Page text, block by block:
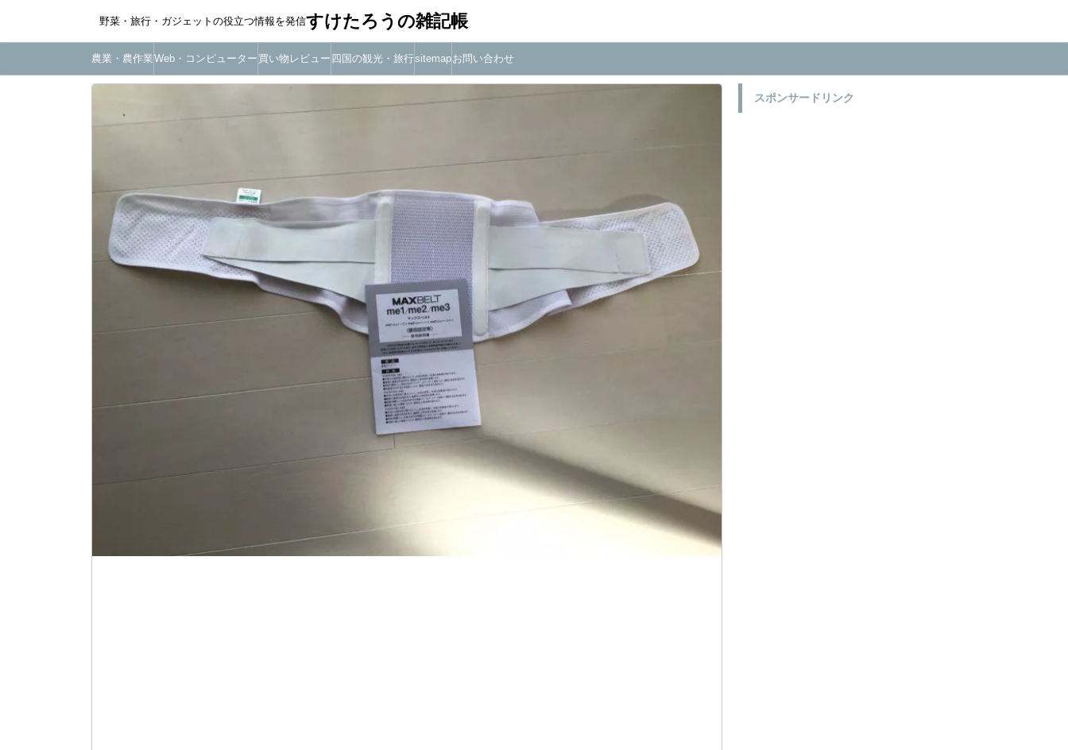
野菜・旅行・ガジェットの役立つ情報を発信すけたろうの雑記帳
農業・農作業Web・コンピューター 買い物レビュー 四国の観光・旅行sitemapお問い合わせ
スポンサードリンク